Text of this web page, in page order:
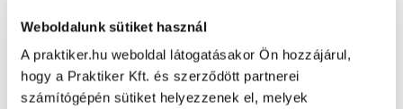
Weboldalunk sütiket használ
A praktiker.hu weboldal látogatásakor Ön hozzájárul,
hogy a Praktiker Kft. és szerződött partnerei
számítógépén sütiket helyezzenek el, melyek
Oldal újratöltése